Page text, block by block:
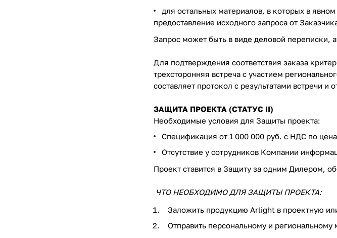
для остальных материалов, в которых в
предоставление исходного запроса от
Запрос может быть в виде деловой переписки,
Для подтверждения соответствия заказа
трехсторонняя встреча с участием
составляет протокол с результатами встречи
ЗАЩИТА ПРОЕКТА (СТАТУС II)
Необходимые условия для Защиты проекта:
Спецификация от 1 000 000 руб. с НДС по
Отсутствие у сотрудников Компании
Проект ставится в Защиту за одним Дилером,
ЧТО НЕОБХОДИМО ДЛЯ ЗАЩИТЫ ПРОЕКТА:
Заложить продукцию Arlight в проектную
Отправить персональному и